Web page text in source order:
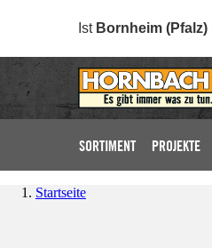
Ist Bornheim (Pfalz)
SORTIMENT PROJEKTE
Startseite